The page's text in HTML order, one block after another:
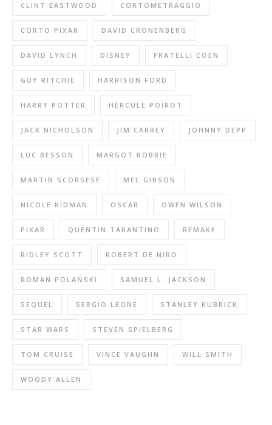
CLINT EASTWOOD CORTOMETRAGGIO
CORTO PIXAR DAVID CRONENBERG
DAVID LYNCH DISNEY FRATELLI COEN
GUY RITCHIE HARRISON FORD
HARRY POTTER HERCULE POIROT
JACK NICHOLSON JIM CARREY JOHNNY DEPP
LUC BESSON MARGOT ROBBIE
MARTIN SCORSESE MEL GIBSON
NICOLE KIDMAN OSCAR OWEN WILSON
PIXAR QUENTIN TARANTINO REMAKE
RIDLEY SCOTT ROBERT DE NIRO
ROMAN POLAŃSKI SAMUEL L. JACKSON
SEQUEL SERGIO LEONE STANLEY KUBRICK
STAR WARS STEVEN SPIELBERG
TOM CRUISE VINCE VAUGHN WILL SMITH
WOODY ALLEN